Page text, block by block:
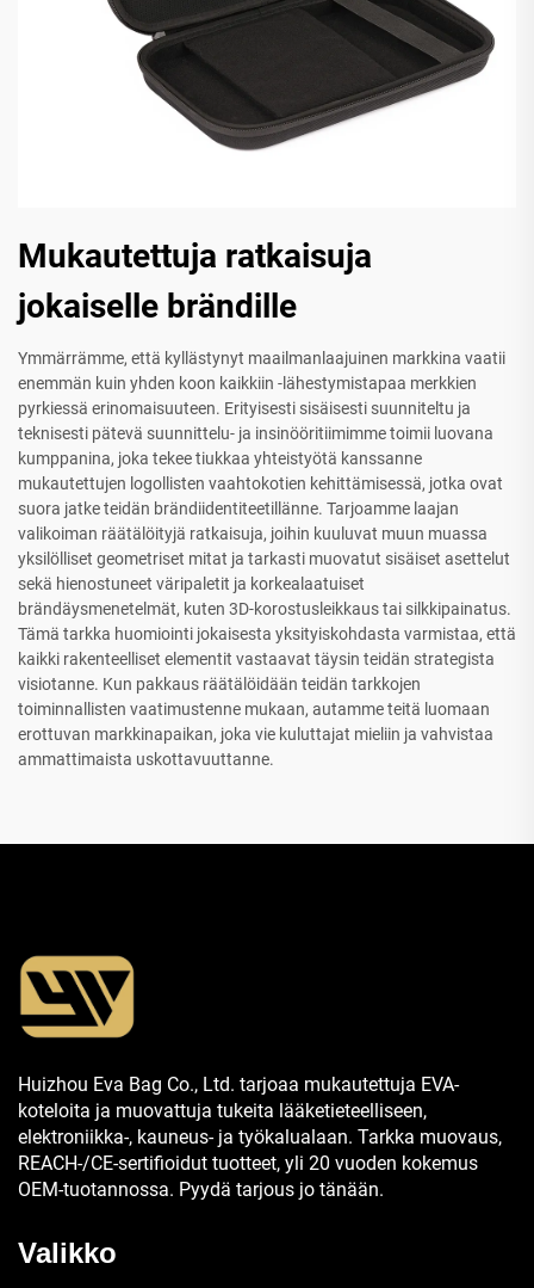
Mukautettuja ratkaisuja
jokaiselle brändille
Ymmärrämme, että kyllästynyt maailmanlaajuinen markkina vaatii
enemmän kuin yhden koon kaikkiin -lähestymistapaa merkkien
pyrkiessä erinomaisuuteen. Erityisesti sisäisesti suunniteltu ja
teknisesti pätevä suunnittelu- ja insinööritiimimme toimii luovana
kumppanina, joka tekee tiukkaa yhteistyötä kanssanne
mukautettujen logollisten vaahtokotien kehittämisessä, jotka ovat
suora jatke teidän brändiidentiteetillänne. Tarjoamme laajan
valikoiman räätälöityjä ratkaisuja, joihin kuuluvat muun muassa
yksilölliset geometriset mitat ja tarkasti muovatut sisäiset asettelut
sekä hienostuneet väripaletit ja korkealaatuiset
brändäysmenetelmät, kuten 3D-korostusleikkaus tai silkkipainatus.
Tämä tarkka huomiointi jokaisesta yksityiskohdasta varmistaa, että
kaikki rakenteelliset elementit vastaavat täysin teidän strategista
visiotanne. Kun pakkaus räätälöidään teidän tarkkojen
toiminnallisten vaatimustenne mukaan, autamme teitä luomaan
erottuvan markkinapaikan, joka vie kuluttajat mieliin ja vahvistaa
ammattimaista uskottavuuttanne.
Huizhou Eva Bag Co., Ltd. tarjoaa mukautettuja EVA-
koteloita ja muovattuja tukeita lääketieteelliseen,
elektroniikka-, kauneus- ja työkalualaan. Tarkka muovaus,
REACH-/CE-sertifioidut tuotteet, yli 20 vuoden kokemus
OEM-tuotannossa. Pyydä tarjous jo tänään.
Valikko